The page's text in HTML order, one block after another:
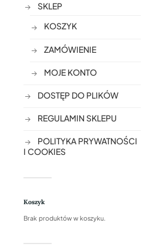
SKLEP
KOSZYK
ZAMÓWIENIE
MOJE KONTO
DOSTĘP DO PLIKÓW
REGULAMIN SKLEPU
POLITYKA PRYWATNOŚCI
I COOKIES
Koszyk
Brak produktów w koszyku.